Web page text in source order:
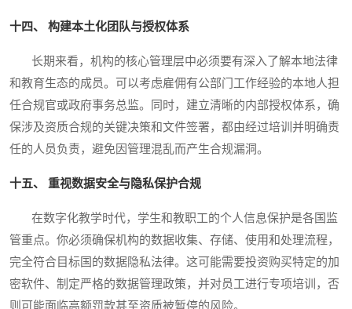
十四、 构建本土化团队与授权体系
长期来看，机构的核心管理层中必须要有深入了解本地法律
和教育生态的成员。可以考虑雇佣有公部门工作经验的本地人担
任合规官或政府事务总监。同时，建立清晰的内部授权体系，确
保涉及资质合规的关键决策和文件签署，都由经过培训并明确责
任的人员负责，避免因管理混乱而产生合规漏洞。
十五、 重视数据安全与隐私保护合规
在数字化教学时代，学生和教职工的个人信息保护是各国监
管重点。你必须确保机构的数据收集、存储、使用和处理流程，
完全符合目标国的数据隐私法律。这可能需要投资购买特定的加
密软件、制定严格的数据管理政策，并对员工进行专项培训，否
则可能面临高额罚款甚至资质被暂停的风险。